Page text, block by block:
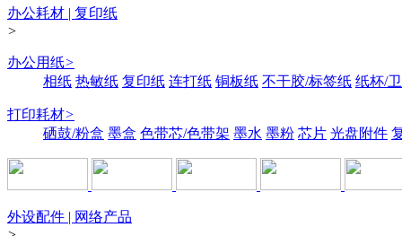
办公耗材 | 复印纸
>
办公用纸>
相纸 热敏纸 复印纸 连打纸 铜板纸 不干胶/标签纸 纸杯/
打印耗材>
硒鼓/粉盒 墨盒 色带芯/色带架 墨水 墨粉 芯片 光盘附件
外设配件 | 网络产品